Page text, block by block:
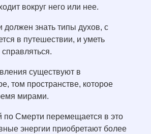
вокруг него или нее.
знать типы духов, с
в путешествии, и уметь
существуют в
том пространстве, которое
мирами.
по Смерти перемещается в это
энергии приобретают более